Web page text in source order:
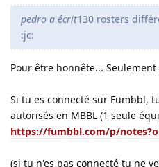
pedro a écrit130 rosters
:jc:
Pour être honnête... Seulement
Si tu es connecté sur Fumbbl,
autorisés en MBBL (1 seule
https://fumbbl.com/p/
(si tu n'es pas connecté tu ne